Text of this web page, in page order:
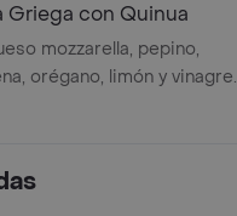
Griega con Quinua
mozzarella, pepino,
orégano, limón y vinagre.